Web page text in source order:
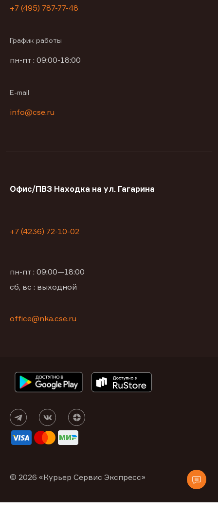
+7 (495) 787-77-48
График работы
пн-пт : 09:00-18:00
E-mail
info@cse.ru
Офис/ПВЗ Находка на ул. Гагарина
+7 (4236) 72-10-02
пн-пт : 09:00—18:00
сб, вс : выходной
office@nka.cse.ru
© 2026 «Курьер Сервис Экспресс»